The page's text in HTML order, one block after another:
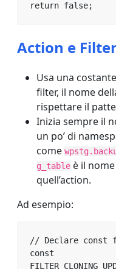
return false;
Action e
Usa una
filter, il nome
rispettare il
Inizia sempre il
un po’ di
come
g_table è il
quell’action.
Ad esempio:
// Declare
const